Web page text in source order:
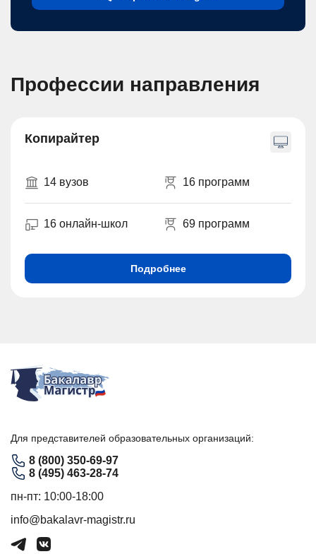
Профессии направления
Копирайтер
14 вузов 16 программ
16 онлайн-школ 69 программ
Подробнее
Для представителей образовательных организаций:
8 (800) 350-69-97
8 (495) 463-28-74
пн-пт: 10:00-18:00
info@bakalavr-magistr.ru